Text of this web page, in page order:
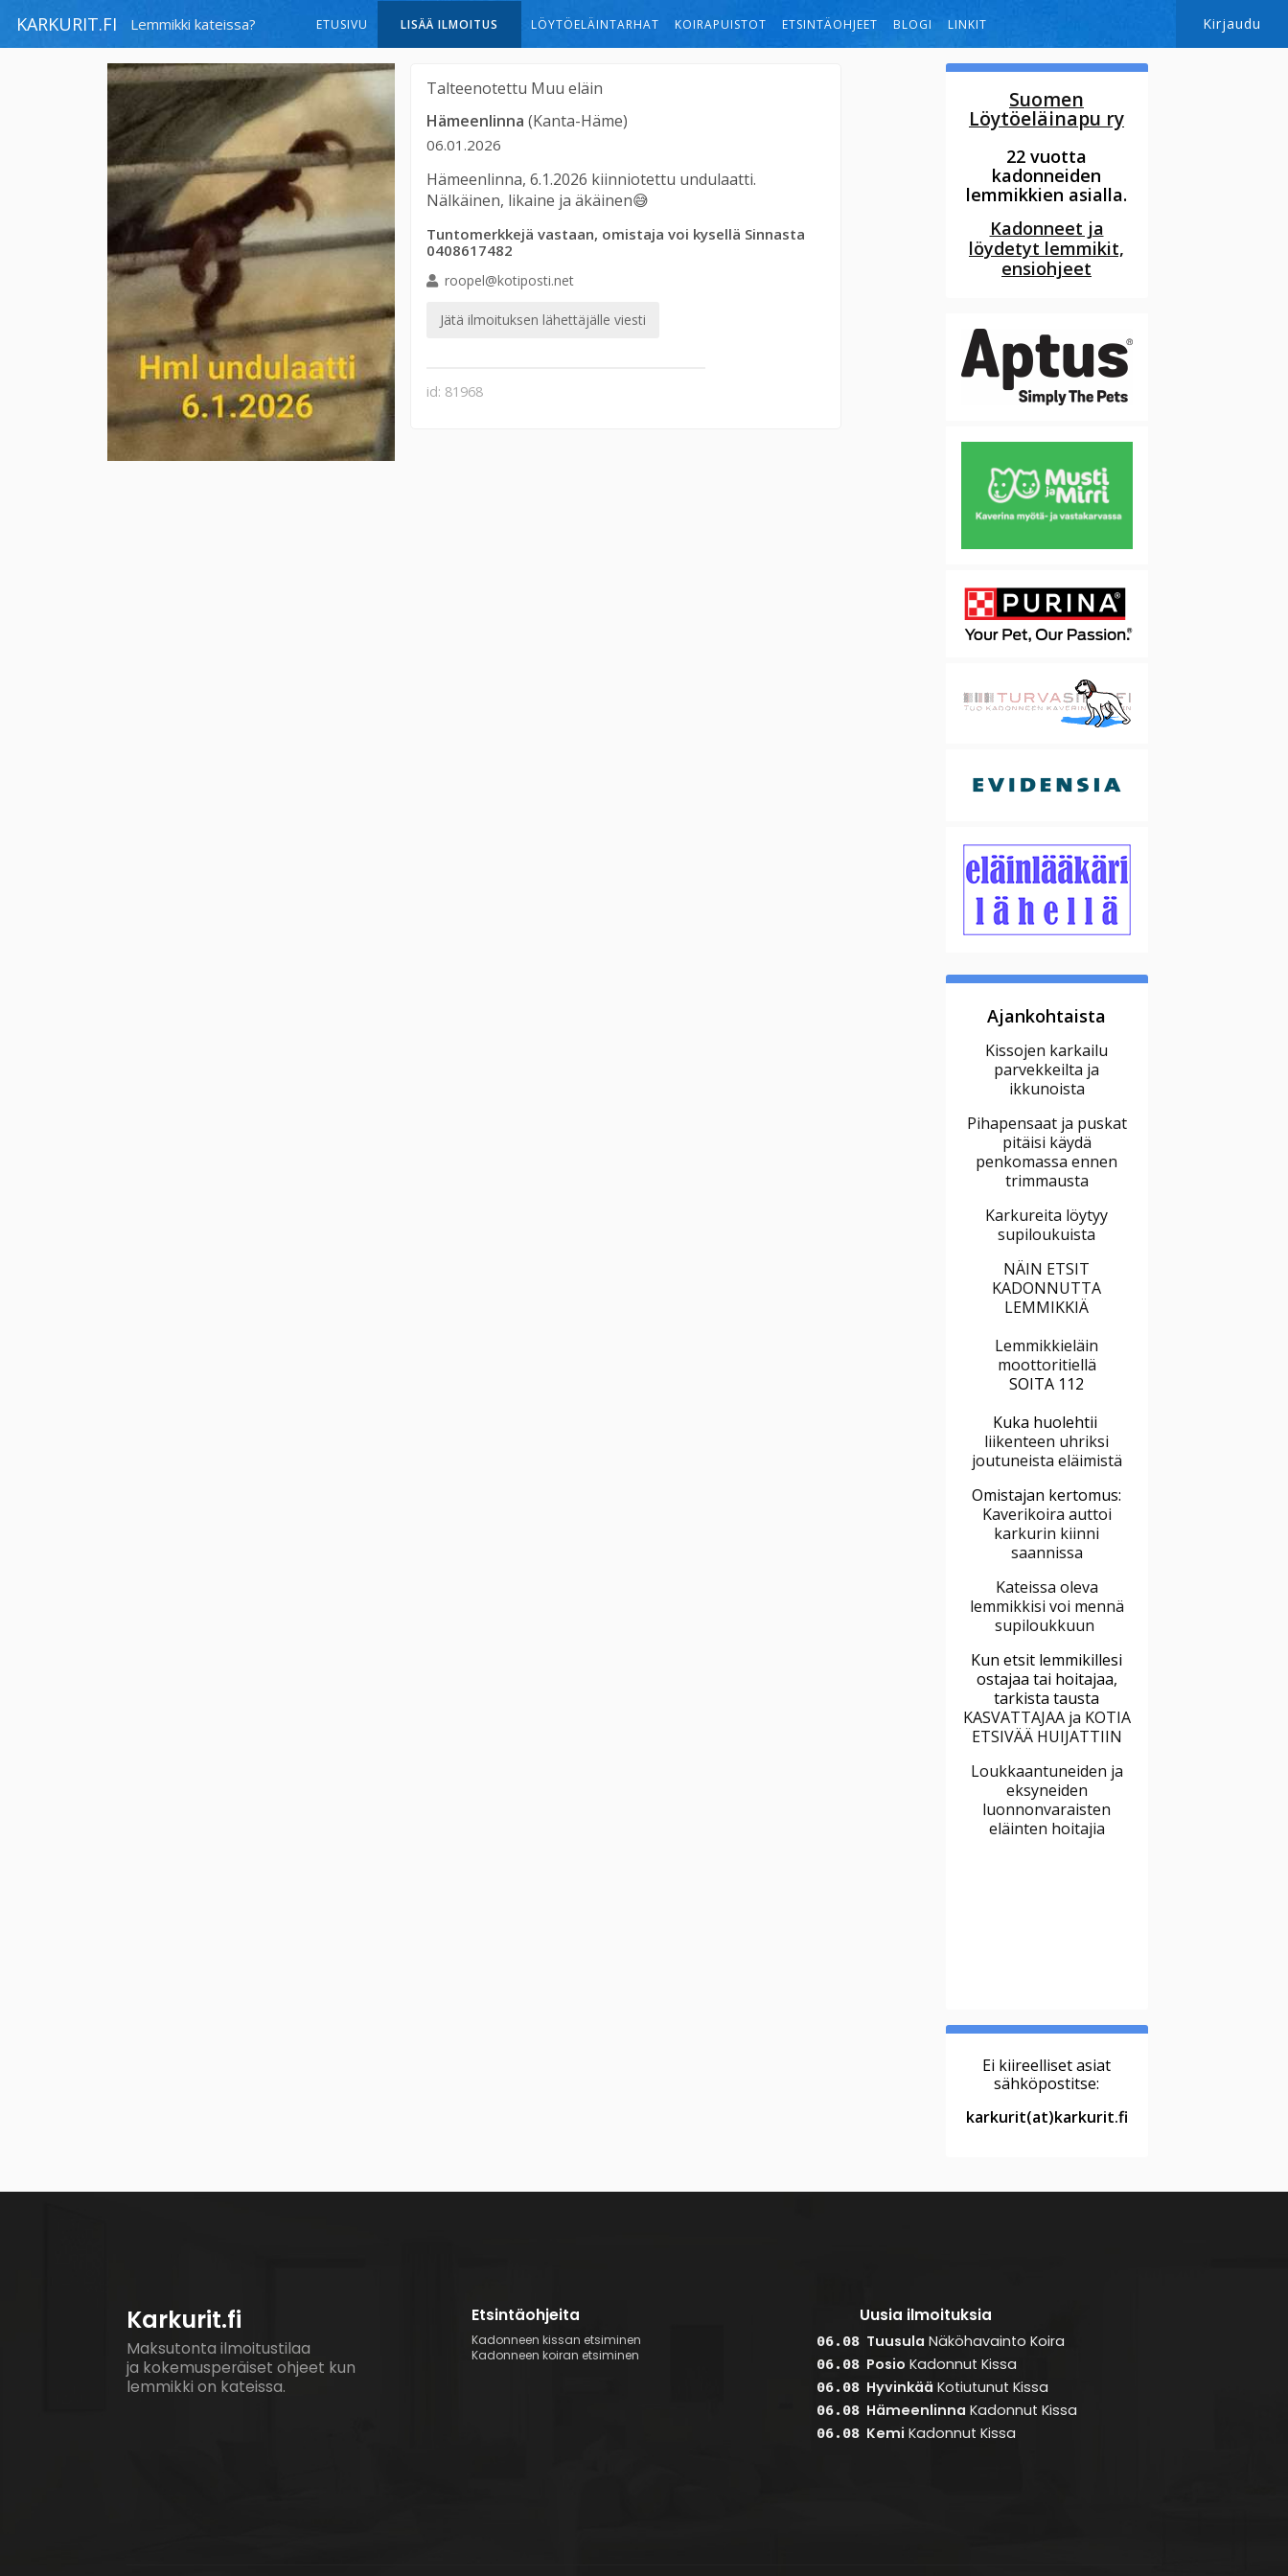
KARKURIT.FI Lemmikki kateissa? ETUSIVU LISÄÄ ILMOITUS LÖYTÖELÄINTARHAT KOIRAPUISTOT ETSINTÄOHJEET BLOGI LINKIT Kirjaudu
Talteenotettu Muu eläin
Hämeenlinna (Kanta-Häme)
06.01.2026
Hämeenlinna, 6.1.2026 kiinniotettu undulaatti.
Nälkäinen, likaine ja äkäinen😅
Tuntomerkkejä vastaan, omistaja voi kysellä Sinnasta
0408617482
roopel@kotiposti.net
Jätä ilmoituksen lähettäjälle viesti
id: 81968
Suomen
Löytöeläinapu ry
22 vuotta
kadonneiden
lemmikkien asialla.
Kadonneet ja
löydetyt lemmikit,
ensiohjeet
Ajankohtaista
Kissojen karkailu
parvekkeilta ja
ikkunoista
Pihapensaat ja puskat
pitäisi käydä
penkomassa ennen
trimmausta
Karkureita löytyy
supiloukuista
NÄIN ETSIT
KADONNUTTA
LEMMIKKIÄ
Lemmikkieläin
moottoritiellä
SOITA 112
Kuka huolehtii
liikenteen uhriksi
joutuneista eläimistä
Omistajan kertomus:
Kaverikoira auttoi
karkurin kiinni
saannissa
Kateissa oleva
lemmikkisi voi mennä
supiloukkuun
Kun etsit lemmikillesi
ostajaa tai hoitajaa,
tarkista tausta
KASVATTAJAA ja KOTIA
ETSIVÄÄ HUIJATTIIN
Loukkaantuneiden ja
eksyneiden
luonnonvaraisten
eläinten hoitajia
Ei kiireelliset asiat
sähköpostitse:
karkurit(at)karkurit.fi
Karkurit.fi
Maksutonta ilmoitustilaa
ja kokemusperäiset ohjeet kun
lemmikki on kateissa.
Etsintäohjeita
Kadonneen kissan etsiminen
Kadonneen koiran etsiminen
Uusia ilmoituksia
06.08 Tuusula Näköhavainto Koira
06.08 Posio Kadonnut Kissa
06.08 Hyvinkää Kotiutunut Kissa
06.08 Hämeenlinna Kadonnut Kissa
06.08 Kemi Kadonnut Kissa